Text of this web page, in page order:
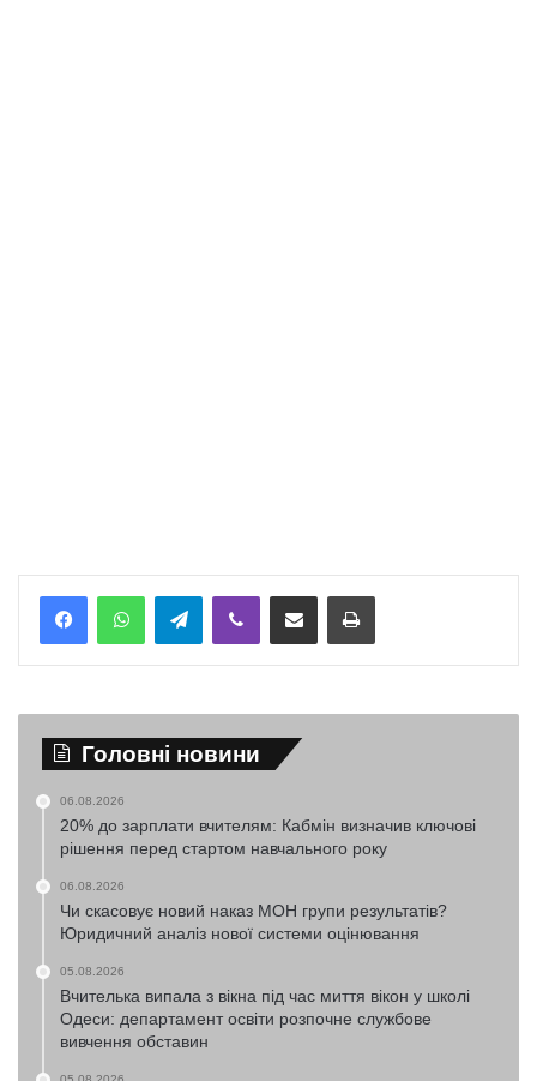
TelegramViber Надіслати електронною поштоюНадрукувати
Головні новини
06.08.2026
20% до зарплати вчителям: Кабмін визначив ключові
рішення перед стартом навчального року
06.08.2026
Чи скасовує новий наказ МОН групи результатів?
Юридичний аналіз нової системи оцінювання
05.08.2026
Вчителька випала з вікна під час миття вікон у школі
Одеси: департамент освіти розпочне службове
вивчення обставин